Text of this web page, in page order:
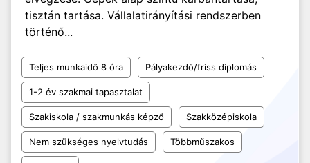
tisztán tartása. Vállalatirányítási rendszerben
történő...
Teljes munkaidő 8 óra Pályakezdő/friss diplomás
1-2 év szakmai tapasztalat
Szakiskola / szakmunkás képző Szakközépiskola
Nem szükséges nyelvtudás Többműszakos